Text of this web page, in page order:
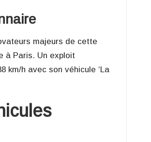
majeurs de cette
à Paris. Un exploit
km/h avec son véhicule ‘La